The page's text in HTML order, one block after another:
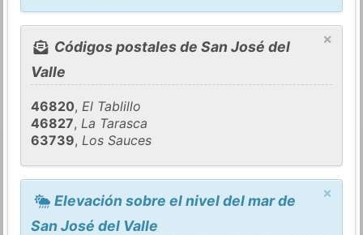
×
Códigos postales de San José del
Valle
46820, El Tablillo
46827, La Tarasca
63739, Los Sauces
×
Elevación sobre el nivel del mar de
San José del Valle